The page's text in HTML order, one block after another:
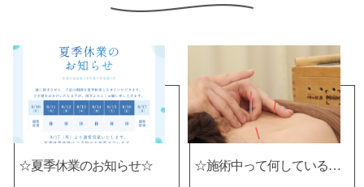
☆夏季休業のお知らせ☆ ☆施術中って何しているの？☆